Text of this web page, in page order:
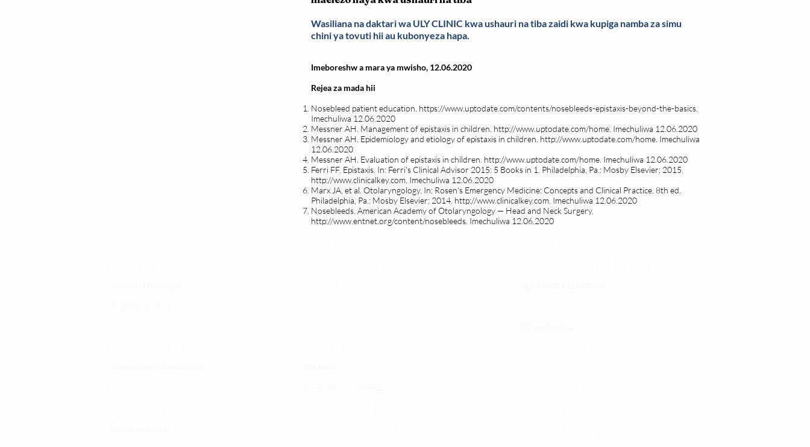
Wasiliana na daktari wa ULY CLINIC kwa ushauri na tiba zaidi kwa kupiga namba za simu
chini ya tovuti hii au kubonyeza hapa.
Imeboreshw a mara ya mwisho, 12.06.2020
Rejea za mada hii
Nosebleed patient education. https://www.uptodate.com/contents/nosebleeds-epistaxis-beyond-the-basics
Imechuliwa 12.06.2020
Messner AH. Management of epistaxis in children. http://www.uptodate.com/home. Imechuliwa 12.06.2020
Messner AH. Epidemiology and etiology of epistaxis in children. http://www.uptodate.com/home. Imechuliwa
12.06.2020
Messner AH. Evaluation of epistaxis in children. http://www.uptodate.com/home. Imechuliwa 12.06.2020
Ferri FF. Epistaxis. In: Ferri's Clinical Advisor 2015: 5 Books in 1. Philadelphia, Pa.: Mosby Elsevier; 2015.
http://www.clinicalkey.com . Imechuliwa 12.06.2020
Marx JA, et al. Otolaryngology. In: Rosen's Emergency Medicine: Concepts and Clinical Practice. 8th ed.
Philadelphia, Pa.: Mosby Elsevier; 2014. http://www.clinicalkey.com . Imechuliwa 12.06.2020
Nosebleeds. American Academy of Otolaryngology — Head and Neck Surgery.
http://www.entnet.org/content/nosebleeds. Imechuliwa 12.06.2020